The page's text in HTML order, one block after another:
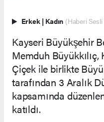
Erkek | Kadın (Haberi
Kayseri Büyükşehir
Memduh
Çiçek ile birlikte
tarafından 3 Aralık
kapsamında
katıldı.